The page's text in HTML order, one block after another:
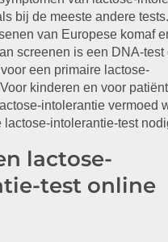
bij de meeste andere
van Europese komaf
screenen is een DNA-test
een primaire lactose-
kinderen en voor
intolerantie vermoed
intolerantie-test
lactose-
test online